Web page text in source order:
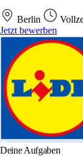
Berlin
Jetzt bewerben
Deine Aufgaben